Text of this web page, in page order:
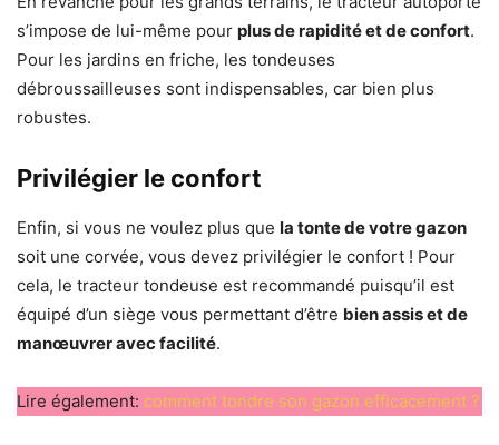
s’impose de lui-même pour plus de rapidité et de confort.
Pour les jardins en friche, les tondeuses
débroussailleuses sont indispensables, car bien plus
robustes.
Privilégier le confort
Enfin, si vous ne voulez plus que la tonte de votre gazon
soit une corvée, vous devez privilégier le confort ! Pour
cela, le tracteur tondeuse est recommandé puisqu’il est
équipé d’un siège vous permettant d’être bien assis et de
manœuvrer avec facilité.
Lire également: comment tondre son gazon efficacement ?